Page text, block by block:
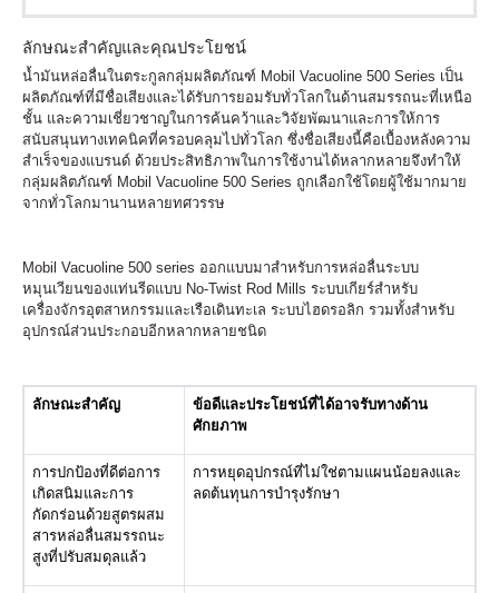
ลักษณะสำคัญและคุณประโยชน์
น้ำมันหล่อลื่นในตระกูลกลุ่มผลิตภัณฑ์ Mobil Vacuoline 500 Series เป็น
ผลิตภัณฑ์ที่มีชื่อเสียงและได้รับการยอมรับทั่วโลกในด้านสมรรถนะที่เหนือ
ชั้น และความเชี่ยวชาญในการค้นคว้าและวิจัยพัฒนาและการให้การ
สนับสนุนทางเทคนิคที่ครอบคลุมไปทั่วโลก ซึ่งชื่อเสียงนี้คือเบื้องหลังความ
สำเร็จของแบรนด์ ด้วยประสิทธิภาพในการใช้งานได้หลากหลายจึงทำให้
กลุ่มผลิตภัณฑ์ Mobil Vacuoline 500 Series ถูกเลือกใช้โดยผู้ใช้มากมาย
จากทั่วโลกมานานหลายทศวรรษ
Mobil Vacuoline 500 series ออกแบบมาสำหรับการหล่อลื่นระบบ
หมุนเวียนของแท่นรีดแบบ No-Twist Rod Mills ระบบเกียร์สำหรับ
เครื่องจักรอุตสาหกรรมและเรือเดินทะเล ระบบไฮดรอลิก รวมทั้งสำหรับ
อุปกรณ์ส่วนประกอบอีกหลากหลายชนิด
ลักษณะสำคัญ
ข้อดีและประโยชน์ที่ได้อาจรับทางด้าน
ศักยภาพ
การปกป้องที่ดีต่อการ
เกิดสนิมและการ
กัดกร่อนด้วยสูตรผสม
สารหล่อลื่นสมรรถนะ
สูงที่ปรับสมดุลแล้ว
การหยุดอุปกรณ์ที่ไม่ใช่ตามแผนน้อยลงและ
ลดต้นทุนการบำรุงรักษา